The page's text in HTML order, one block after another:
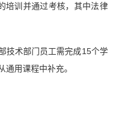
培训并通过考核，其中法律
技术部门员工需完成15个学
通用课程中补充。